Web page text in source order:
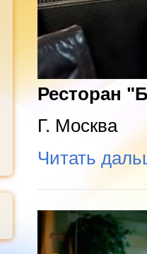
Ресторан
Г. Москва
Читать